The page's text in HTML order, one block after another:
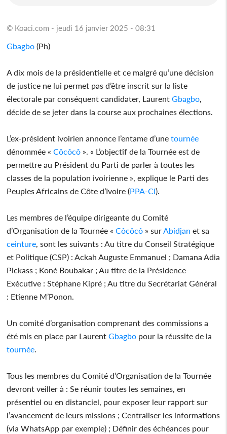
© Koaci.com - jeudi 16 janvier 2025 - 08:31
Gbagbo (Ph)
A dix mois de la présidentielle et ce malgré qu’une décision
de justice ne lui permet pas d’être inscrit sur la liste
électorale par conséquent candidater, LaurentGbagbo
décide de se jeter dans la course aux prochaines élections.
L’ex-président ivoirien annonce l’entame d’unetournée
dénommée «Côcôcô ». « L’objectif de la Tournée est de
permettre au Président du Parti de parler à toutes les
classes de la population ivoirienne », explique le Parti des
Peuples Africains de Côte d’Ivoire (PPA-CI).
Les membres de l’équipe dirigeante du Comité
d’Organisation de la Tournée «Côcôcô » sur Abidjan et sa
ceinture , sont les suivants : Au titre du Conseil Stratégique
et Politique (CSP) : Ackah Auguste Emmanuel ; Damana Adia
Pickass ; Koné Boubakar ; Au titre de la Présidence-
Exécutive : Stéphane Kipré ; Au titre du Secrétariat Général
: Etienne M’Ponon.
Un comité d’organisation comprenant des commissions a
été mis en place par LaurentGbagbo pour la réussite de la
tournée
Tous les membres du Comité d’Organisation de la Tournée
devront veiller à : Se réunir toutes les semaines, en
présentiel ou en distanciel, pour exposer leur rapport sur
l’avancement de leurs missions ; Centraliser les informations
(via WhatsApp par exemple) ; Définir des échéances pour